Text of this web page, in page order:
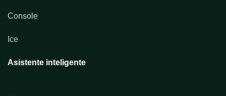
Console
Ice
Asistente inteligente